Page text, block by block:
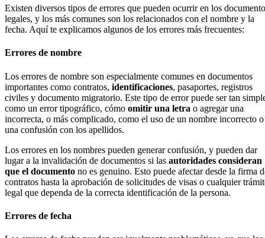
Existen diversos tipos de errores que pueden ocurrir en los
legales, y los más comunes son los relacionados con el nombre y la
fecha. Aquí te explicamos algunos de los errores más frecuentes:
Errores de nombre
Los errores de nombre son especialmente comunes en documentos
importantes como contratos, identificaciones, pasaportes, registros
civiles y documento migratorio. Este tipo de error puede ser tan
como un error tipográfico, cómo omitir una letra o agregar una
incorrecta, o más complicado, como el uso de un nombre incorrecto o
una confusión con los apellidos.
Los errores en los nombres pueden generar confusión, y pueden dar
lugar a la invalidación de documentos si las autoridades consideran
que el documento no es genuino. Esto puede afectar desde la firma
contratos hasta la aprobación de solicitudes de visas o cualquier
legal que dependa de la correcta identificación de la persona.
Errores de fecha